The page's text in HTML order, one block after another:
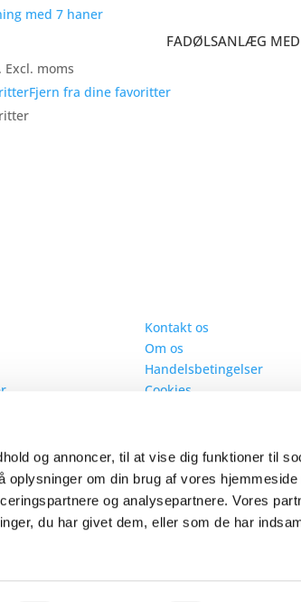
og annoncer, til at vise dig funktioner til
om din brug af vores
og analysepartnere. Vores
du har givet dem, eller som de har
FADØLSANLÆG
Excl. moms
Fjern fra dine favoritter
Kontakt os
Om os
Handelsbetingelser
Cookies
FAQ - Øl
Returforsendelse
Beregn besparelse